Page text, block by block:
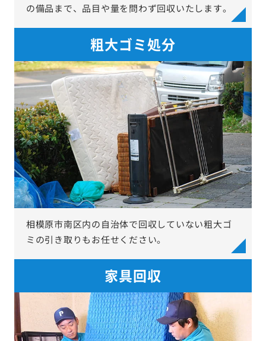
の備品まで、品目や量を問わず回収いたします。
粗大ゴミ処分
相模原市南区内の自治体で回収していない粗大ゴ
ミの引き取りもお任せください。
家具回収